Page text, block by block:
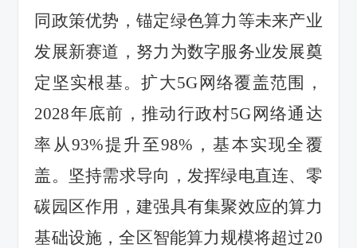
同政策优势，锚定绿色算力等未来产业
发展新赛道，努力为数字服务业发展奠
定坚实根基。扩大5G 网络覆盖范围，
2028年底前，推动行政村5G 网络通达
率从93%提升至98% ，基本实现全覆
盖。 坚持需求导向 ，发挥绿电直连、零
碳园区作用， 建强具有集聚效应的算力
基础设施，全区智能算力规模将超过20